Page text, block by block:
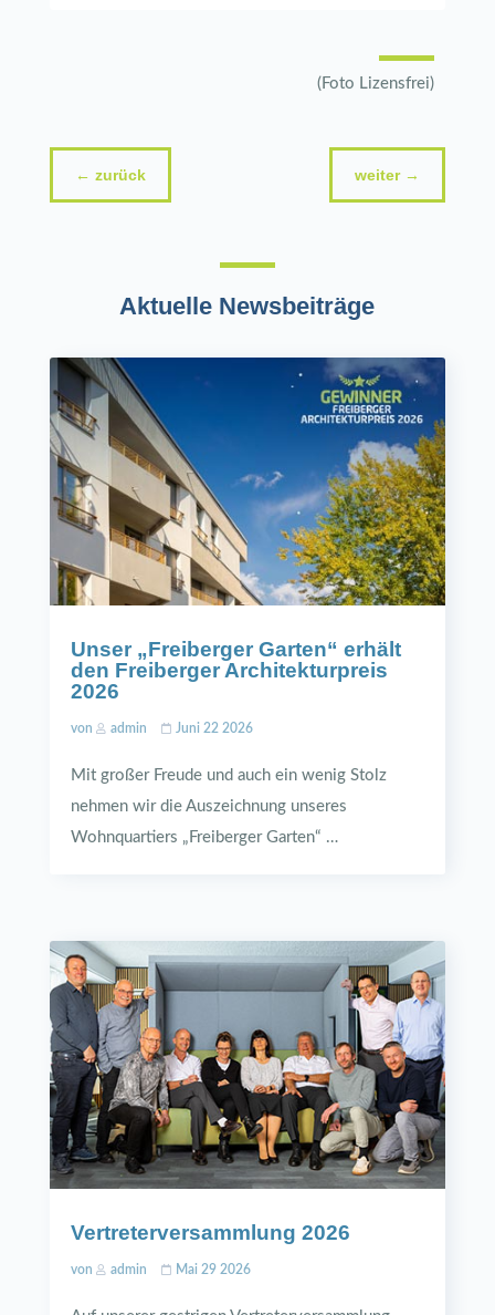
(Foto Lizensfrei)
← zurück weiter→
Aktuelle Newsbeiträge
Unser „Freiberger Garten“ erhält
den Freiberger Architekturpreis
2026
von admin Juni 22 2026
Mit großer Freude und auch ein wenig Stolz
nehmen wir die Auszeichnung unseres
Wohnquartiers „Freiberger Garten“ …
Vertreterversammlung 2026
von admin Mai 29 2026